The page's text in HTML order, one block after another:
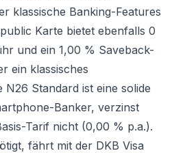
klassische Banking-Features
Karte bietet ebenfalls 0
und ein 1,00 % Saveback-
ein klassisches
Standard ist eine solide
Banker, verzinst
Tarif nicht (0,00 % p.a.).
fährt mit der DKB Visa